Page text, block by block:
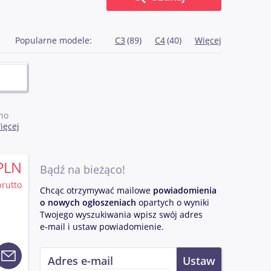
Popularne modele: C3 (89) C4(40) Więcej
na
Bądź na bieżąco!
Chcąc otrzymywać mailowe powiadomienia
o nowych ogłoszeniach opartych o wyniki
Twojego wyszukiwania wpisz swój adres
e-mail i ustaw powiadomienie.